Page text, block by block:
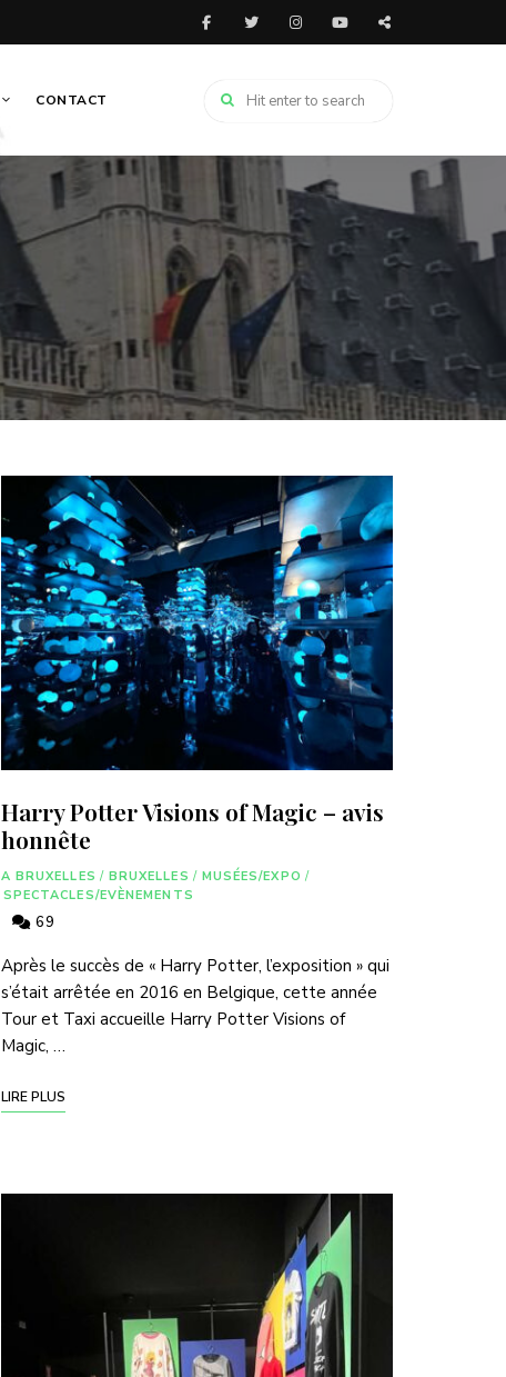
CONTACT
Harry Potter Visions of Magic – avis
honnête
A BRUXELLES / BRUXELLES / MUSÉES/EXPO /
SPECTACLES/EVÈNEMENTS
69
Après le succès de « Harry Potter, l’exposition » qui
s’était arrêtée en 2016 en Belgique, cette année
Tour et Taxi accueille Harry Potter Visions of
Magic, …
LIRE PLUS